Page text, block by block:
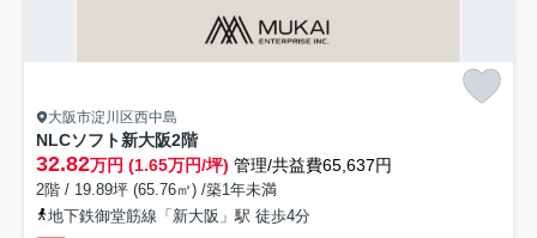
大阪市淀川区西中島
NLCソフト新大阪2階
32.82万円 (1.65万円/坪) 管理/共益費65,637円
2階 / 19.89坪 (65.76㎡) /築1年未満
地下鉄御堂筋線「新大阪」駅 徒歩4分